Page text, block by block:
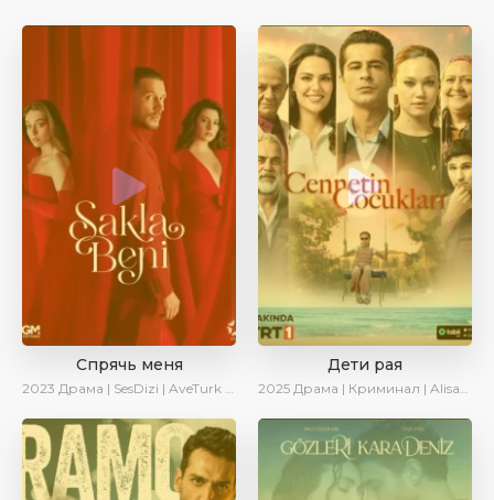
Спрячь меня
2023 Драма | SesDizi | AveTurk | AlisaDirilis | Сериалы 2023
Дети рая
2025 Драма | Криминал | AlisaDirilis | Новинки | Сериалы 2025